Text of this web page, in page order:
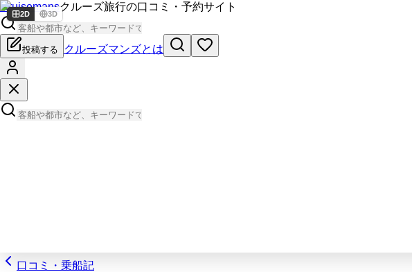
Cruisemansクルーズ旅行の口コミ・予約サイト
投稿する クルーズマンズとは
口コミ・乗船記
2D 3D